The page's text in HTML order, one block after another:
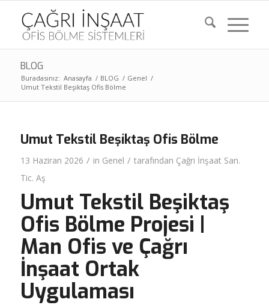
BLOG
Buradasınız: Anasayfa / BLOG / Genel /
Umut Tekstil Beşiktaş Ofis Bölme
Umut Tekstil Beşiktaş Ofis Bölme
13 Haziran 2026 / in Genel / tarafından Çağrı İnşaat San.
Tic. Aş
Umut Tekstil Beşiktaş
Ofis Bölme Projesi |
Man Ofis ve Çağrı
İnşaat Ortak
Uygulaması